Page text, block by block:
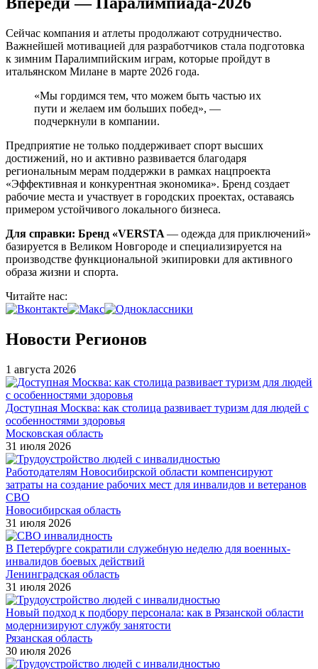
Сейчас компания и атлеты продолжают сотрудничество.
Важнейшей мотивацией для разработчиков стала подготовка
к зимним Паралимпийским играм, которые пройдут в
итальянском Милане в марте 2026 года.
«Мы гордимся тем, что можем быть частью их
пути и желаем им больших побед», —
подчеркнули в компании.
Предприятие не только поддерживает спорт высших
достижений, но и активно развивается благодаря
региональным мерам поддержки в рамках нацпроекта
«Эффективная и конкурентная экономика». Бренд создает
рабочие места и участвует в городских проектах, оставаясь
примером устойчивого локального бизнеса.
Для справки: Бренд «VERSTA — одежда для приключений»
базируется в Великом Новгороде и специализируется на
производстве функциональной экипировки для активного
образа жизни и спорта.
Читайте нас:
Новости Регионов
1 августа 2026
Доступная Москва: как столица развивает туризм для людей с
особенностями здоровья
Московская область
31 июля 2026
Работодателям Новосибирской области компенсируют
затраты на создание рабочих мест для инвалидов и ветеранов
СВО
Новосибирская область
31 июля 2026
В Петербурге сократили служебную неделю для военных-
инвалидов боевых действий
Ленинградская область
31 июля 2026
Новый подход к подбору персонала: как в Рязанской области
модернизируют службу занятости
Рязанская область
30 июля 2026